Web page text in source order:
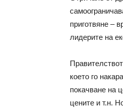
приготвяне –
лидерите на
което го
покачване на
цените и т.н.